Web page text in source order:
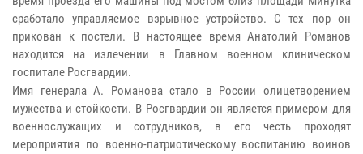
сработало управляемое взрывное устройство. С тех пор он
прикован к постели. В настоящее время Анатолий Романов
находится на излечении в Главном военном клиническом
госпитале Росгвардии.
Имя генерала А. Романова стало в России олицетворением
мужества и стойкости. В Росгвардии он является примером для
военнослужащих и сотрудников, в его честь проходят
мероприятия по военно-патриотическому воспитанию воинов